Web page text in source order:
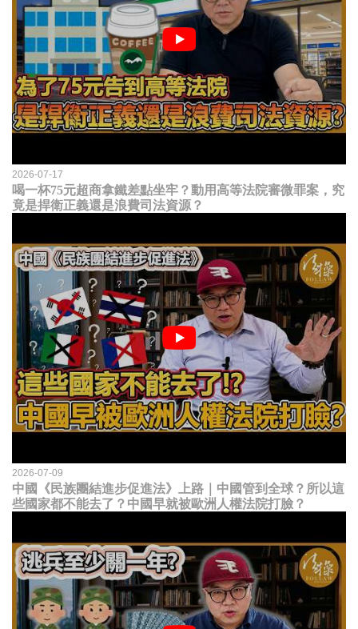
2026-07-17
喝一杯75元超商拿鐵差點坐牢？動用高等法院審微罪案，究
竟是捍衛正義還是浪費司法資源？
2026-07-09
中國《民族團結進步促進法》上路｜中國管到全球？所以這
些國家都不能去了？中國早就被歐洲人權法院打臉？